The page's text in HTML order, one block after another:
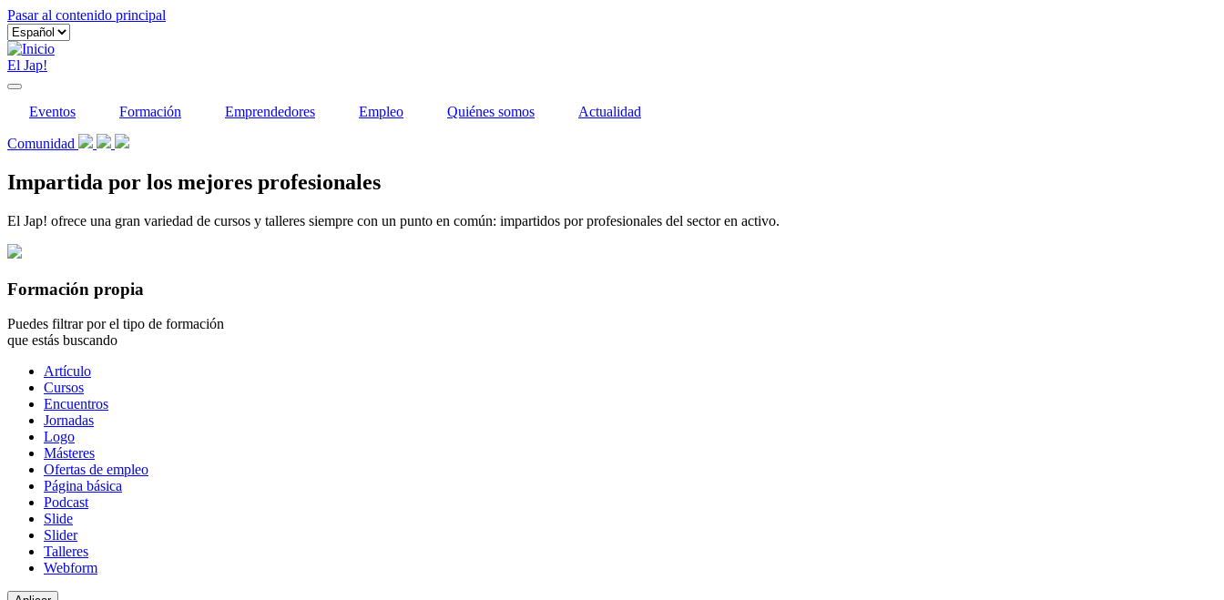
Pasar al contenido principal
El Jap!
Eventos Formación Emprendedores Empleo Quiénes somos Actualidad
Comunidad
Impartida por los mejores profesionales
El Jap! ofrece una gran variedad de cursos y talleres siempre con un punto en común: impartidos por profesionales del sector en activo.
Formación propia
Puedes filtrar por el tipo de formación
que estás buscando
Tipo
contenido
Artículo
Cursos
Encuentros
Jornadas
Logo
Másteres
Ofertas de empleo
Página básica
Podcast
Slide
Slider
Talleres
Webform